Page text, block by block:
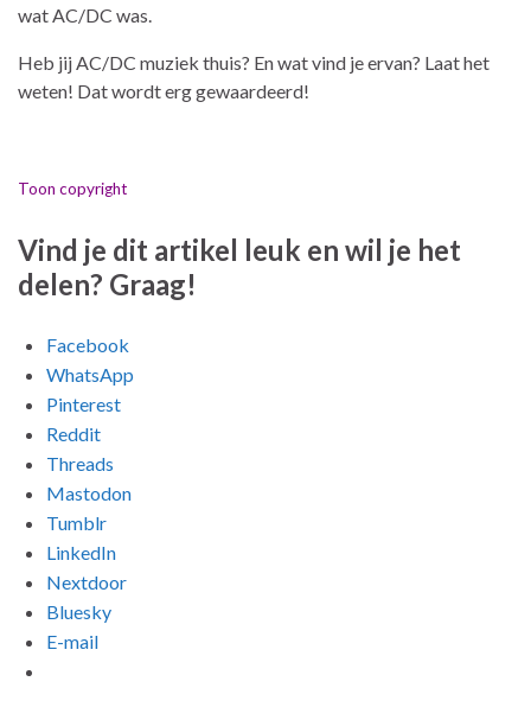
wat AC/DC was.
Heb jij AC/DC muziek thuis? En wat vind je ervan? Laat het
weten! Dat wordt erg gewaardeerd!
Toon copyright
Vind je dit artikel leuk en wil je het
delen? Graag!
Facebook
WhatsApp
Pinterest
Reddit
Threads
Mastodon
Tumblr
LinkedIn
Nextdoor
Bluesky
E-mail